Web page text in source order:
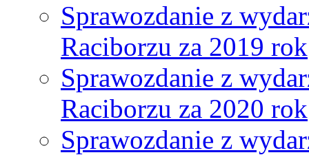
Sprawozdanie z
Raciborzu za 2019 rok
Sprawozdanie z
Raciborzu za 2020 rok
Sprawozdanie z